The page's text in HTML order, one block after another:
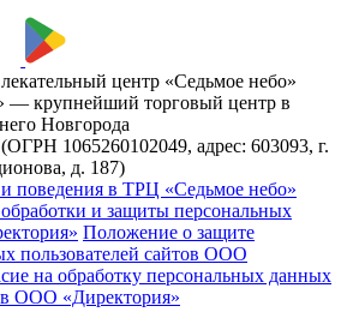
центр «Седьмое небо»
— крупнейший торговый центр в
Новгорода
1065260102049, адрес: 603093, г.
д. 187)
поведения в ТРЦ «Седьмое небо»
и защиты персональных
Положение о защите
пользователей сайтов ООО
на обработку персональных данных
ООО «Директория»